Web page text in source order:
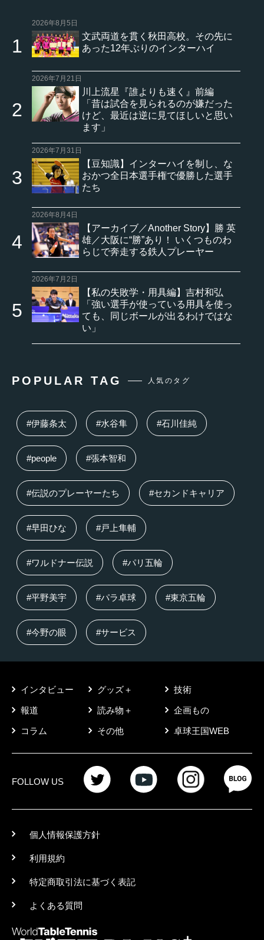
2026年8月5日
文武両道を貫く秋田高校。その先に
あった12年ぶりのインターハイ
2026年7月21日
川上流星『誰よりも速く』前編
「昔は試合を見られるのが嫌だった
けど、最近は逆に見てほしいと思い
ます」
2026年7月31日
【豆知識】インターハイを制し、な
おかつ全日本選手権で優勝した選手
たち
2026年8月4日
【アーカイブ／Another Story】勝 英
雄／大阪に“勝”あり！ いくつものわ
らじで奔走する鉄人プレーヤー
2026年7月2日
【私の失敗学・用具編】吉村和弘
「強い選手が使っている用具を使っ
ても、同じボールが出るわけではな
い」
POPULAR TAG 人気のタグ
#伊藤条太 #水谷隼 #石川佳純
#people #張本智和
#伝説のプレーヤーたち #セカンドキャリア
#早田ひな #戸上隼輔
#ワルドナー伝説 #パリ五輪
#平野美宇 #パラ卓球 #東京五輪
#今野の眼 #サービス
インタビュー グッズ＋ 技術
報道 読み物＋ 企画もの
コラム その他 卓球王国WEB
FOLLOW US
個人情報保護方針
利用規約
特定商取引法に基づく表記
よくある質問